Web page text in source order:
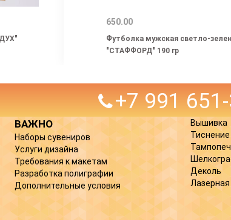
650.00
Футболка мужская светло-
"СТАФФОРД" 190 гр
+7 991
ВАЖНО
Наборы сувениров
Услуги дизайна
Требования к макетам
Разработка полиграфии
Дополнительные условия
Вышивка
Тиснение
Деколь
Лазерная